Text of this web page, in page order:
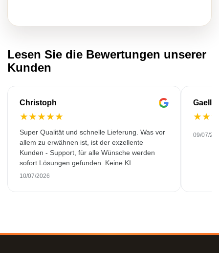
Lesen Sie die Bewertungen unserer
Kunden
Christoph
★★★★★
Super Qualität und schnelle Lieferung. Was vor
allem zu erwähnen ist, ist der exzellente
Kunden - Support, für alle Wünsche werden
sofort Lösungen gefunden. Keine KI
Gespräche. Sehr selten heutzutage. Top
10/07/2026
Gaelle
★★
09/07/